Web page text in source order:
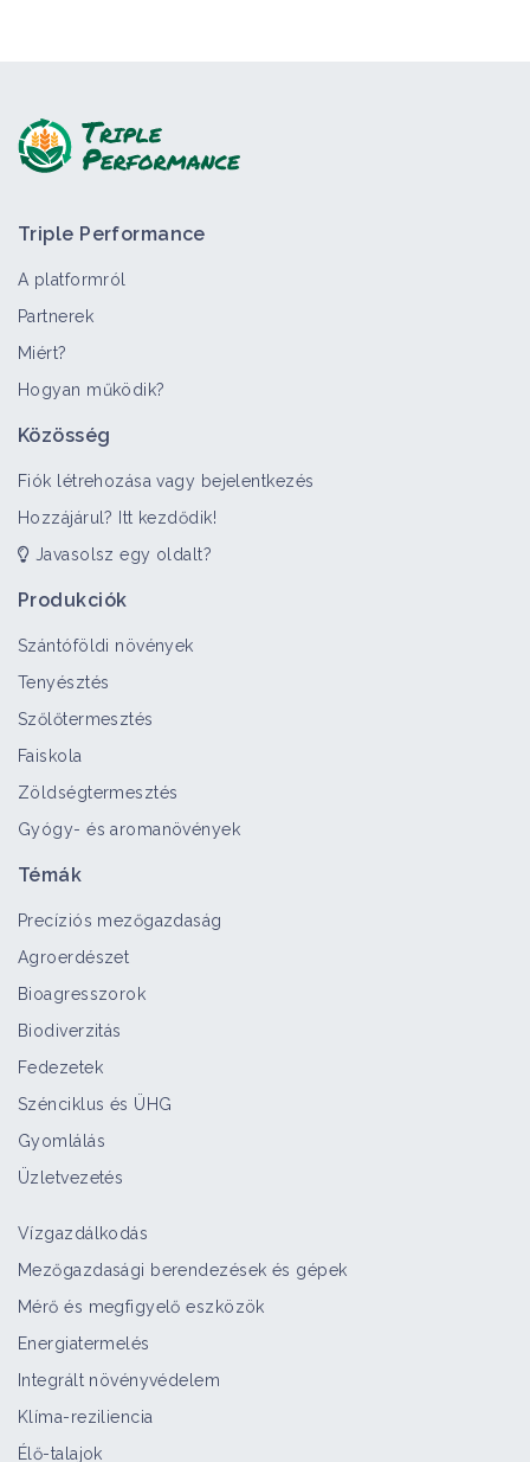
Triple Performance
A platformról
Partnerek
Miért?
Hogyan működik?
Közösség
Fiók létrehozása vagy bejelentkezés
Hozzájárul? Itt kezdődik!
Javasolsz egy oldalt?
Produkciók
Szántóföldi növények
Tenyésztés
Szőlőtermesztés
Faiskola
Zöldségtermesztés
Gyógy- és aromanövények
Témák
Precíziós mezőgazdaság
Agroerdészet
Bioagresszorok
Biodiverzitás
Fedezetek
Szénciklus és ÜHG
Gyomlálás
Üzletvezetés
Vízgazdálkodás
Mezőgazdasági berendezések és gépek
Mérő és megfigyelő eszközök
Energiatermelés
Integrált növényvédelem
Klíma-reziliencia
Élő-talajok